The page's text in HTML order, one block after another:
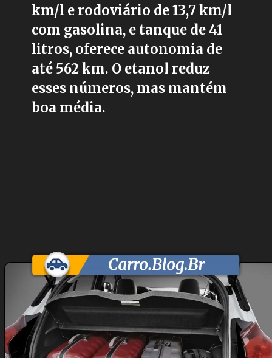
km/l e rodoviário de 13,7 km/l
com gasolina, e tanque de 41
litros, oferece autonomia de
até 562 km. O etanol reduz
esses números, mas mantém
boa média.